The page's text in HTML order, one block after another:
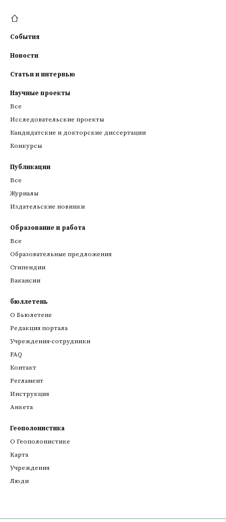
События
Новости
Статьи и интервью
Научные проекты
Все
Исследовательские проекты
Кандидатские и докторские диссертации
Конкурсы
Публикации
Все
Журналы
Издательские новинки
Образование и работа
Все
Образовательные предложения
Стипендии
Вакансии
бюллетень
О Бьюлетене
Редакция портала
Учреждения-сотрудники
FAQ
Контакт
Регламент
Инструкция
Анкета
Геополонистика
О Геополонистике
Kарта
Учреждения
Люди